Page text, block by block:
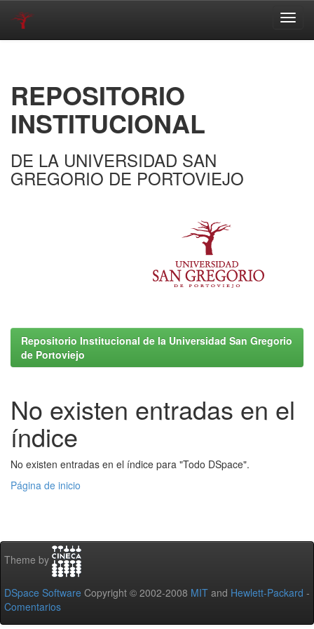
REPOSITORIO
INSTITUCIONAL
DE LA UNIVERSIDAD SAN
GREGORIO DE PORTOVIEJO
Repositorio Institucional de la Universidad San Gregorio
de Portoviejo
No existen entradas en el
índice
No existen entradas en el índice para "Todo DSpace".
Página de inicio
Theme by
DSpace Software Copyright © 2002-2008 MIT and Hewlett-Packard -
Comentarios